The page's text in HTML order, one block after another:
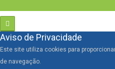
Aviso de Privacidade
Este site utiliza cookies para
de navegação.